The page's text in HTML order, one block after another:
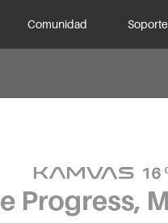
Comunidad Soporte